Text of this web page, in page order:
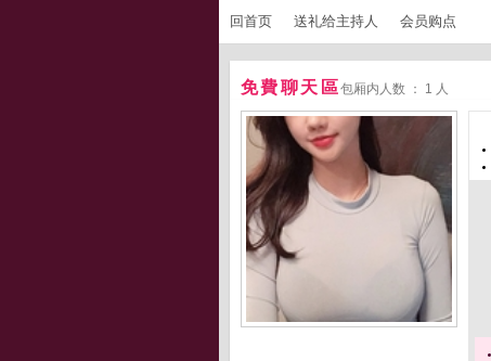
回首页 送礼给主持人 会员购点
免費聊天區包厢内人数 ： 1 人